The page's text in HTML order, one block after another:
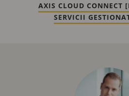
AXIS CLOUD CONNECT
SERVICII